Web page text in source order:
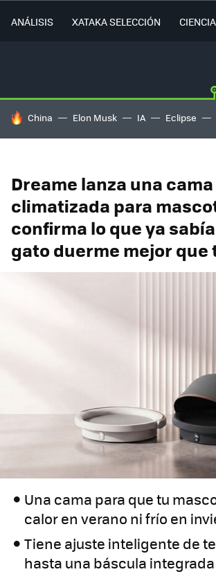
ANÁLISIS XATAKA SELECCIÓN CIENCIA
HOY SE HABLA DE
China Elon Musk IA Eclipse
Dreame lanza una cama
climatizada para
confirma lo que ya
gato duerme mejor que
Una cama para que tu
calor en verano ni frío en
Tiene ajuste inteligente de
hasta una báscula integrada